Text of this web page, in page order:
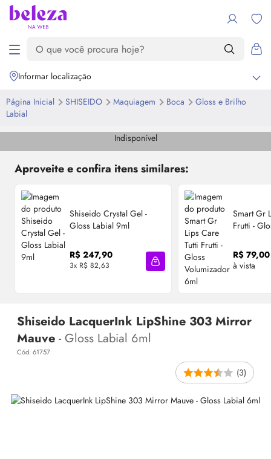
Informar localização
Página Inicial SHISEIDO Maquiagem Boca Gloss e Brilho
Labial
Indisponível
Aproveite e confira itens similares:
Shiseido Crystal Gel -
Gloss Labial 9ml
R$ 247,90
3x R$ 82,63 Adicionar à sacola
Smart Gr
Frutti -
R$ 79,00
à vista
Shiseido LacquerInk LipShine 303 Mirror
Mauve - Gloss Labial 6ml
Cód. 61757
(3)